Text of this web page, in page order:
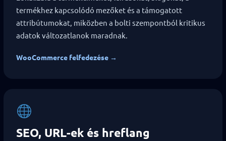
termékhez kapcsolódó mezőket és a támogatott
attribútumokat, miközben a bolti szempontból kritikus
adatok változatlanok maradnak.
WooCommerce felfedezése →
SEO, URL-ek és hreflang